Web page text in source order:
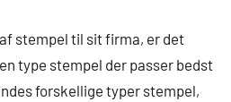
stempel til sit firma, er det
type stempel der passer bedst
forskellige typer stempel,